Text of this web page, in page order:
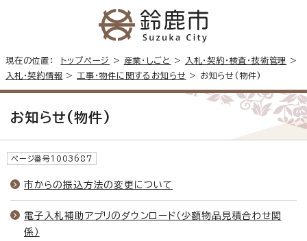
現在の位置： トップページ > 産業・しごと > 入札・契約・検査・技術管理
>
入札・契約情報 > 工事・物件に関するお知らせ > お知らせ(物件)
お知らせ(物件)
ページ番号1003687
市からの振込方法の変更について
電子入札補助アプリのダウンロード（少額物品見積合わせ関
係）